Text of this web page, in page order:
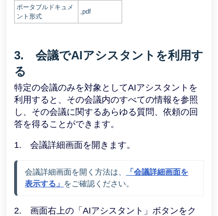
ポータブルドキュメ
ント形式
,pdf
3. 会議でAIアシスタントを利用す
る
特定の会議のみを対象としてAIアシスタントを
利用すると、その会議内のすべての情報を参照
し、その会議に関するあらゆる質問、依頼の回
答を得ることができます。
1. 会議詳細画面を開きます。
会議詳細画面を開く方法は
「会議詳細画面を
表示する」 をご確認ください。
2. 画面右上の「AIアシスタント」ボタンをク